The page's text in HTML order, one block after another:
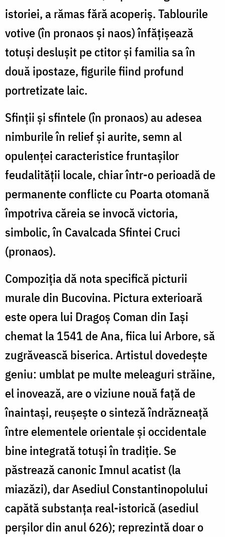
istoriei, a rămas fără acoperiș. Tablourile
votive (în pronaos și naos) înfățișează
totuși deslușit pe ctitor și familia sa în
două ipostaze, figurile fiind profund
portretizate laic.
Sfinții și sfintele (în pronaos) au adesea
nimburile în relief și aurite, semn al
opulenței caracteristice fruntașilor
feudalității locale, chiar într-o perioadă de
permanente conflicte cu Poarta otomană
împotriva căreia se invocă victoria,
simbolic, în Cavalcada Sfintei Cruci
(pronaos).
Compoziția dă nota specifică picturii
murale din Bucovina. Pictura exterioară
este opera lui Dragoș Coman din Iași
chemat la 1541 de Ana, fiica lui Arbore, să
zugrăvească biserica. Artistul dovedește
geniu: umblat pe multe meleaguri străine,
el inovează, are o viziune nouă față de
înaintași, reușește o sinteză îndrăzneață
între elementele orientale și occidentale
bine integrată totuși în tradiție. Se
păstrează canonic Imnul acatist (la
miazăzi), dar Asediul Constantinopolului
capătă substanța real-istorică (asediul
perșilor din anul 626); reprezintă doar o